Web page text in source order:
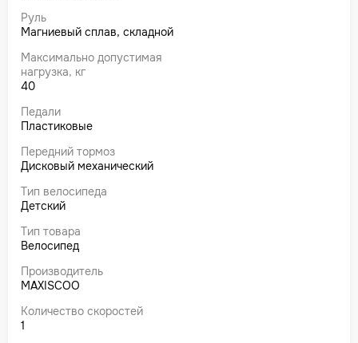
Руль
Магниевый сплав, складной
Максимально допустимая
нагрузка, кг
40
Педали
Пластиковые
Передний тормоз
Дисковый механический
Тип велосипеда
Детский
Тип товара
Велосипед
Производитель
MAXISCOO
Количество скоростей
1